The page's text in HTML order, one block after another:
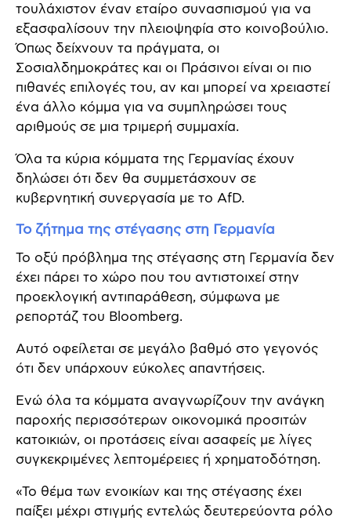
τουλάχιστον έναν εταίρο συνασπισμού για να
εξασφαλίσουν την πλειοψηφία στο κοινοβούλιο.
Όπως δείχνουν τα πράγματα, οι
Σοσιαλδημοκράτες και οι Πράσινοι είναι οι πιο
πιθανές επιλογές του, αν και μπορεί να χρειαστεί
ένα άλλο κόμμα για να συμπληρώσει τους
αριθμούς σε μια τριμερή συμμαχία.
Όλα τα κύρια κόμματα της Γερμανίας έχουν
δηλώσει ότι δεν θα συμμετάσχουν σε
κυβερνητική συνεργασία με το AfD.
Το ζήτημα της στέγασης στη Γερμανία
Το οξύ πρόβλημα της στέγασης στη Γερμανία δεν
έχει πάρει το χώρο που του αντιστοιχεί στην
προεκλογική αντιπαράθεση, σύμφωνα με
ρεπορτάζ του Bloomberg.
Αυτό οφείλεται σε μεγάλο βαθμό στο γεγονός
ότι δεν υπάρχουν εύκολες απαντήσεις.
Ενώ όλα τα κόμματα αναγνωρίζουν την ανάγκη
παροχής περισσότερων οικονομικά προσιτών
κατοικιών, οι προτάσεις είναι ασαφείς με λίγες
συγκεκριμένες λεπτομέρειες ή χρηματοδότηση.
«Το θέμα των ενοικίων και της στέγασης έχει
παίξει μέχρι στιγμής εντελώς δευτερεύοντα ρόλο